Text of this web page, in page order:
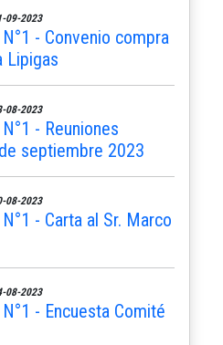
09-2023
- Convenio compra
Lipigas
08-2023
- Reuniones
septiembre 2023
08-2023
- Carta al Sr. Marco
08-2023
- Encuesta Comité